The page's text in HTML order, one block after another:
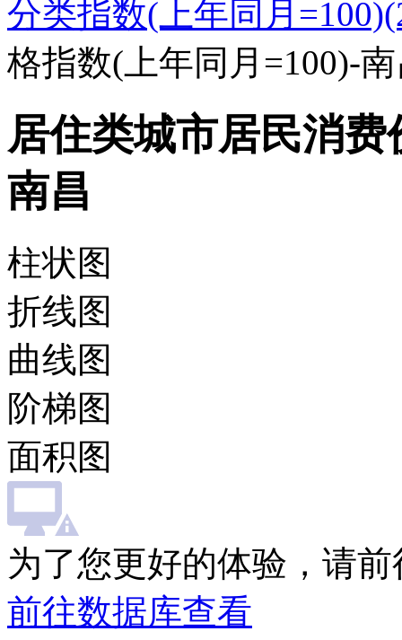
分类指数(上年同月
格指数(上年同月=100)-
居住类城市居民消
南昌
柱状图
折线图
曲线图
阶梯图
面积图
为了您更好的体验，请
前往数据库查看